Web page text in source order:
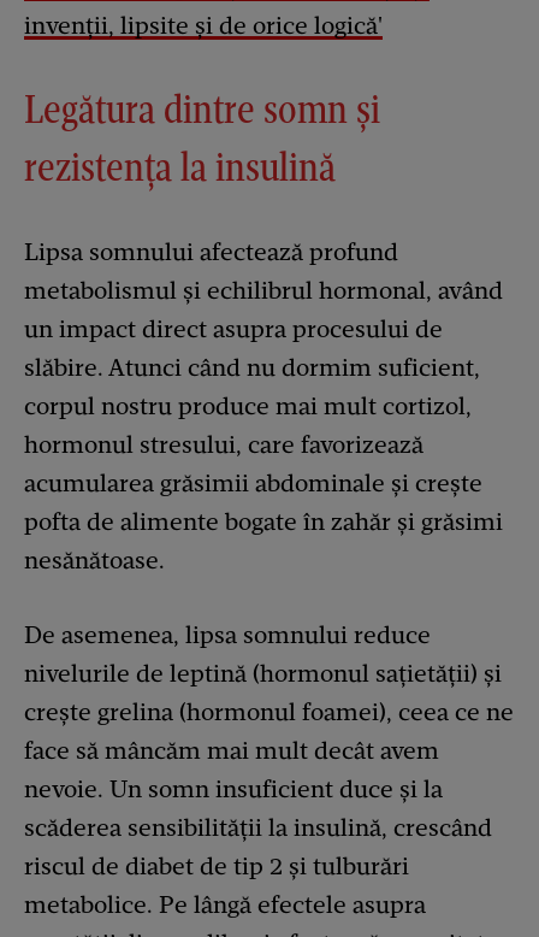
invenţii, lipsite şi de orice logică'
Legătura dintre somn și
rezistența la insulină
Lipsa somnului afectează profund
metabolismul și echilibrul hormonal, având
un impact direct asupra procesului de
slăbire. Atunci când nu dormim suficient,
corpul nostru produce mai mult cortizol,
hormonul stresului, care favorizează
acumularea grăsimii abdominale și crește
pofta de alimente bogate în zahăr și grăsimi
nesănătoase.
De asemenea, lipsa somnului reduce
nivelurile de leptină (hormonul sațietății) și
crește grelina (hormonul foamei), ceea ce ne
face să mâncăm mai mult decât avem
nevoie. Un somn insuficient duce și la
scăderea sensibilității la insulină, crescând
riscul de diabet de tip 2 și tulburări
metabolice. Pe lângă efectele asupra